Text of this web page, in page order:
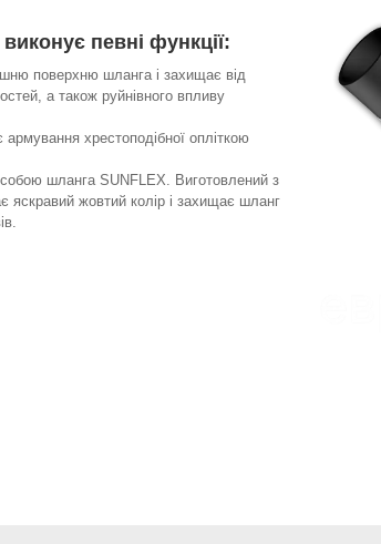
певні функції:
поверхню шланга і захищає від
а також руйнівного впливу
хрестоподібної опліткою
шланга SUNFLEX. Виготовлений з
яскравий жовтий колір і захищає шланг